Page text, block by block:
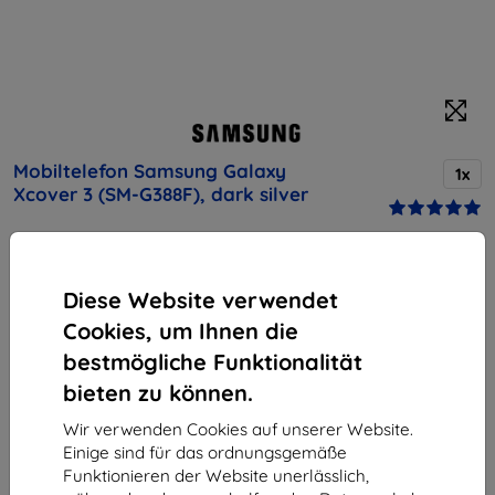
Diese Website verwendet
Cookies, um Ihnen die
bestmögliche Funktionalität
bieten zu können.
Wir verwenden Cookies auf unserer Website.
Einige sind für das ordnungsgemäße
Funktionieren der Website unerlässlich,
Mobiltelefon Samsung Galaxy
Xcover 3 (SM-G388F), dark silver
1x
Rabatt
auf sämtliches Zubehör dafür!
Produktbeschreibung
Endpreis
161,90 €
145,71 €